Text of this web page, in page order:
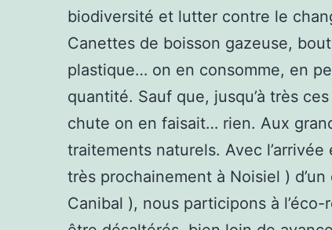
biodiversité et lutter contre le
Canettes de boisson gazeuse,
plastique… on en consomme, en
quantité. Sauf que, jusqu’à très
chute on en faisait… rien. Aux
traitements naturels. Avec
très prochainement à Noisiel )
Canibal ), nous participons à